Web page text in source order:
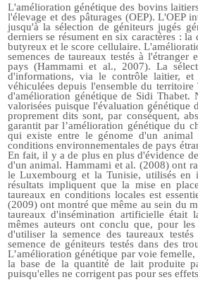
L'amélioration génétique des bovins
l'élevage et des pâturages (OEP). L'OEP
jusqu'à la sélection de géniteurs jugés
derniers se résument en six caractères :
butyreux et le score cellulaire.
semences de taureaux testés à
pays (Hammami et al., 2007). La
d'informations, via le contrôle laitier, et
véhiculées depuis l'ensemble du
d'amélioration génétique de Sidi Thabet.
valorisées puisque l'évaluation génétique
proprement dits sont, par conséquent,
garantit par l’amélioration génétique du
qui existe entre le génome d'un
conditions environnementales de pays
En fait, il y a de plus en plus d'évidence
d'un animal. Hammami et al. (2008) ont
le Luxembourg et la Tunisie, utilisés en
résultats impliquent que la mise en
taureaux en conditions locales est
(2009) ont montré que même au sein du
taureaux d'insémination artificielle était
mêmes auteurs ont conclu que, pour
d'utiliser la semence des taureaux
semence de géniteurs testés dans des
L’amélioration génétique par voie
la base de la quantité de lait produite
puisqu'elles ne corrigent pas pour ses